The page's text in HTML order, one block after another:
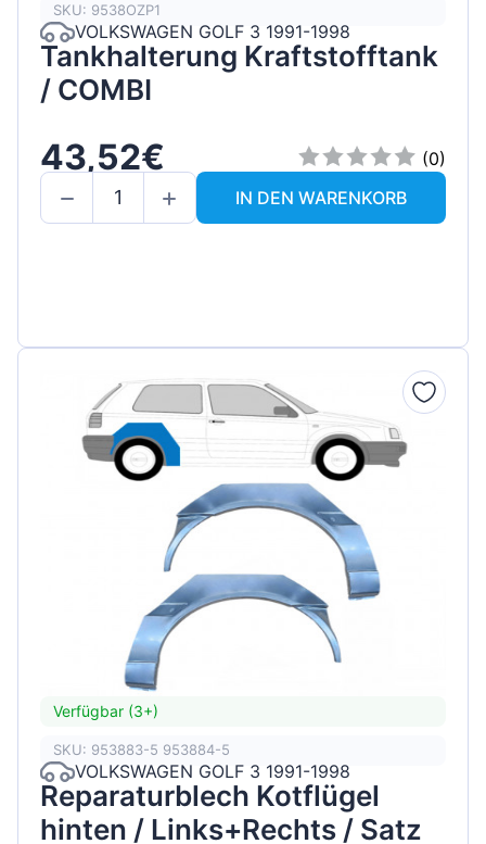
SKU: 9538OZP1
VOLKSWAGEN GOLF 3 1991-1998
Tankhalterung Kraftstofftank
/ COMBI
43,52€
(0)
IN DEN WARENKORB
Verfügbar (3+)
SKU: 953883-5 953884-5
VOLKSWAGEN GOLF 3 1991-1998
Reparaturblech Kotflügel
hinten / Links+Rechts / Satz